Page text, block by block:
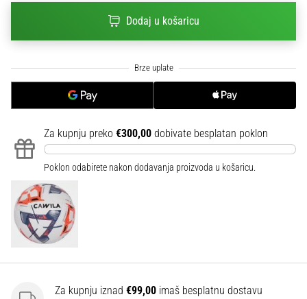
dio
utakmice,
gola…
Prikaži
sve
članke
Dodaj u košaricu
Za kupnju preko €300,00 dobivate besplatan poklon
Poklon odabirete nakon dodavanja proizvoda u košaricu.
Za kupnju iznad €99,00 imaš besplatnu dostavu